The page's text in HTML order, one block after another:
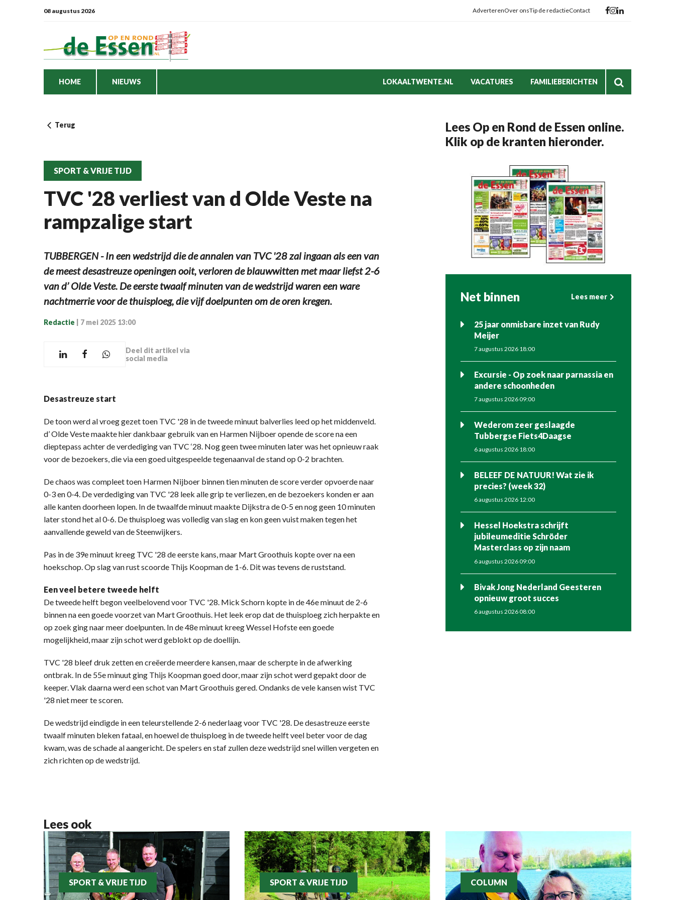
08 augustus 2026 AdverterenOver onsTip de redactieContact
HOME NIEUWS LOKAALTWENTE.NL VACATURES FAMILIEBERICHTEN
Terug
SPORT & VRIJE TIJD
TVC '28 verliest van d Olde Veste na
rampzalige start
TUBBERGEN - In een wedstrijd die de annalen van TVC '28 zal ingaan als een van
de meest desastreuze openingen ooit, verloren de blauwwitten met maar liefst 2-6
van d’ Olde Veste. De eerste twaalf minuten van de wedstrijd waren een ware
nachtmerrie voor de thuisploeg, die vijf doelpunten om de oren kregen.
Redactie 7 mei 2025 13:00
Deel dit artikel via
social media
Desastreuze start
De toon werd al vroeg gezet toen TVC '28 in de tweede minuut balverlies leed op het middenveld.
d’ Olde Veste maakte hier dankbaar gebruik van en Harmen Nijboer opende de score na een
dieptepass achter de verdediging van TVC ‘28. Nog geen twee minuten later was het opnieuw raak
voor de bezoekers, die via een goed uitgespeelde tegenaanval de stand op 0-2 brachten.
De chaos was compleet toen Harmen Nijboer binnen tien minuten de score verder opvoerde naar
0-3 en 0-4. De verdediging van TVC '28 leek alle grip te verliezen, en de bezoekers konden er aan
alle kanten doorheen lopen. In de twaalfde minuut maakte Dijkstra de 0-5 en nog geen 10 minuten
later stond het al 0-6. De thuisploeg was volledig van slag en kon geen vuist maken tegen het
aanvallende geweld van de Steenwijkers.
Pas in de 39e minuut kreeg TVC '28 de eerste kans, maar Mart Groothuis kopte over na een
hoekschop. Op slag van rust scoorde Thijs Koopman de 1-6. Dit was tevens de ruststand.
Een veel betere tweede helft
De tweede helft begon veelbelovend voor TVC '28. Mick Schorn kopte in de 46e minuut de 2-6
binnen na een goede voorzet van Mart Groothuis. Het leek erop dat de thuisploeg zich herpakte en
op zoek ging naar meer doelpunten. In de 48e minuut kreeg Wessel Hofste een goede
mogelijkheid, maar zijn schot werd geblokt op de doellijn.
TVC '28 bleef druk zetten en creëerde meerdere kansen, maar de scherpte in de afwerking
ontbrak. In de 55e minuut ging Thijs Koopman goed door, maar zijn schot werd gepakt door de
keeper. Vlak daarna werd een schot van Mart Groothuis gered. Ondanks de vele kansen wist TVC
'28 niet meer te scoren.
De wedstrijd eindigde in een teleurstellende 2-6 nederlaag voor TVC '28. De desastreuze eerste
twaalf minuten bleken fataal, en hoewel de thuisploeg in de tweede helft veel beter voor de dag
kwam, was de schade al aangericht. De spelers en staf zullen deze wedstrijd snel willen vergeten en
zich richten op de wedstrijd.
Lees Op en Rond de Essen online.
Klik op de kranten hieronder.
Net binnen Lees meer
25 jaar onmisbare inzet van Rudy
Meijer
7 augustus 2026 18:00
Excursie - Op zoek naar parnassia en
andere schoonheden
7 augustus 2026 09:00
Wederom zeer geslaagde
Tubbergse Fiets4Daagse
6 augustus 2026 18:00
BELEEF DE NATUUR! Wat zie ik
precies? (week 32)
6 augustus 2026 12:00
Hessel Hoekstra schrijft
jubileumeditie Schröder
Masterclass op zijn naam
6 augustus 2026 09:00
Bivak Jong Nederland Geesteren
opnieuw groot succes
6 augustus 2026 08:00
Lees ook
SPORT & VRIJE TIJD SPORT & VRIJE TIJD COLUMN